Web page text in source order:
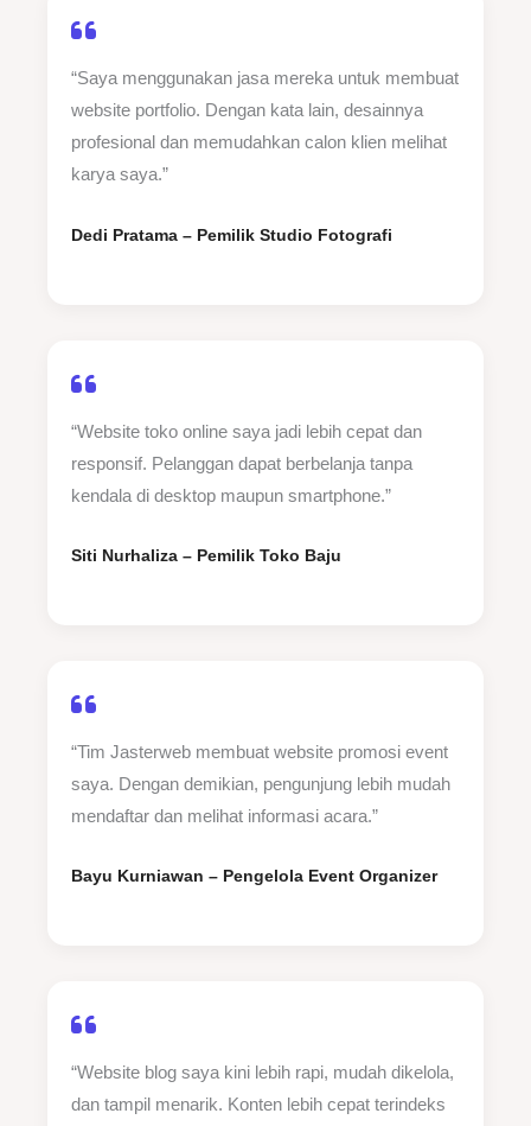
“Saya menggunakan jasa mereka untuk membuat
website portfolio. Dengan kata lain, desainnya
profesional dan memudahkan calon klien melihat
karya saya.”
Dedi Pratama – Pemilik Studio Fotografi
“Website toko online saya jadi lebih cepat dan
responsif. Pelanggan dapat berbelanja tanpa
kendala di desktop maupun smartphone.”
Siti Nurhaliza – Pemilik Toko Baju
“Tim Jasterweb membuat website promosi event
saya. Dengan demikian, pengunjung lebih mudah
mendaftar dan melihat informasi acara.”
Bayu Kurniawan – Pengelola Event Organizer
“Website blog saya kini lebih rapi, mudah dikelola,
dan tampil menarik. Konten lebih cepat terindeks